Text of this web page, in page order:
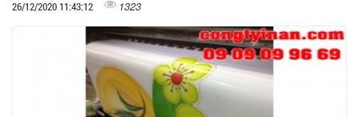
26/12/2020 11:43:12 1323